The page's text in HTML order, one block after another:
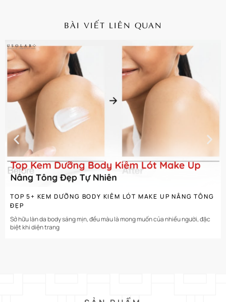
BÀI VIẾT LIÊN QUAN
TOP 5+ KEM DƯỠNG BODY KIÊM LÓT MAKE UP NÂNG TÔNG
ĐẸP
Sở hữu làn da body sáng mịn, đều màu là mong muốn của nhiều người, đặc
biệt khi diện trang